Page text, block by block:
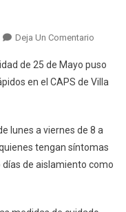
Deja Un ComentarioEn
De
Mayo:
Jornada
En
de 25 de Mayo puso
en el CAPS de Villa
lunes a viernes de 8 a
tengan síntomas
de aislamiento como